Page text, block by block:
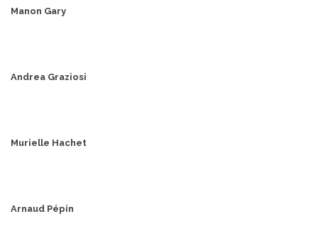
Manon Gary
Andrea Graziosi
Murielle Hachet
Arnaud Pépin